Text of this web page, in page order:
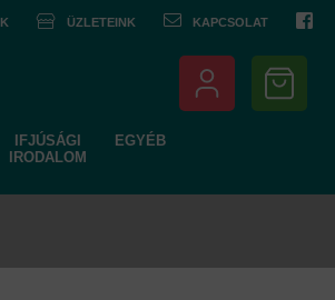
ÜZLETEINK KAPCSOLAT
IFJÚSÁGI
IRODALOM
EGYÉB